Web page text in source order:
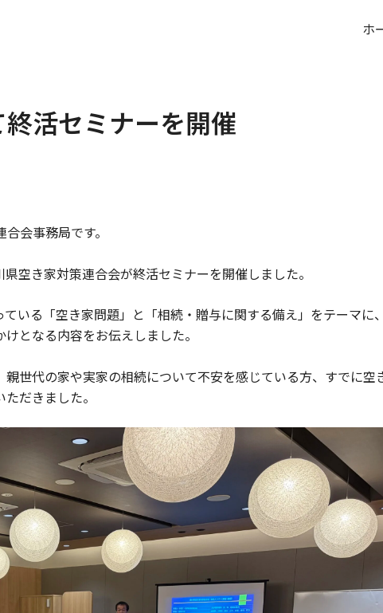
ホ
活セミナーを開催
会事務局です。
空き家対策連合会が終活セミナーを開催しました。
いる「空き家問題」と「相続・贈与に関する備え」をテーマに
となる内容をお伝えしました。
世代の家や実家の相続について不安を感じている方、すでに空
だきました。